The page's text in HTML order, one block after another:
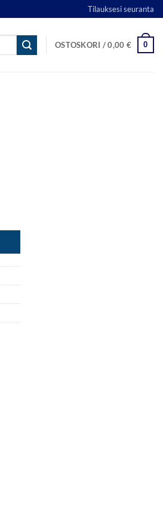
Tilauksesi seuranta
OSTOSKORI /0,00 € 0